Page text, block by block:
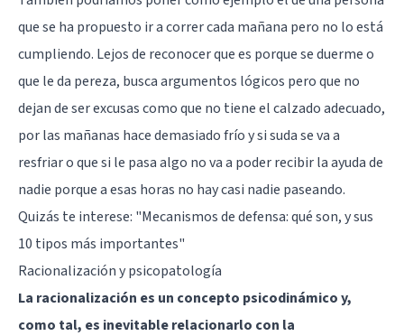
que se ha propuesto ir a correr cada mañana pero no lo está
cumpliendo. Lejos de reconocer que es porque se duerme o
que le da pereza, busca argumentos lógicos pero que no
dejan de ser excusas como que no tiene el calzado adecuado,
por las mañanas hace demasiado frío y si suda se va a
resfriar o que si le pasa algo no va a poder recibir la ayuda de
nadie porque a esas horas no hay casi nadie paseando.
Quizás te interese: "Mecanismos de defensa: qué son, y sus
10 tipos más importantes"
Racionalización y psicopatología
La racionalización es un concepto psicodinámico y,
como tal, es inevitable relacionarlo con la